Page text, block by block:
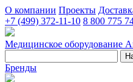
О компании Проекты
+7 (499) 372-11-10 8 800 775
Медицинское оборудование
Бренды